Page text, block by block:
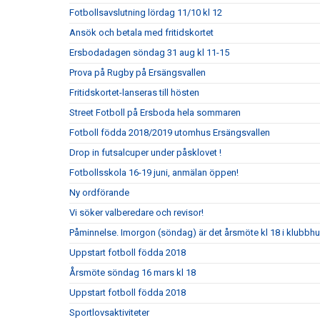
Fotbollsavslutning lördag 11/10 kl 12
Ansök och betala med fritidskortet
Ersbodadagen söndag 31 aug kl 11-15
Prova på Rugby på Ersängsvallen
Fritidskortet-lanseras till hösten
Street Fotboll på Ersboda hela sommaren
Fotboll födda 2018/2019 utomhus Ersängsvallen
Drop in futsalcuper under påsklovet !
Fotbollsskola 16-19 juni, anmälan öppen!
Ny ordförande
Vi söker valberedare och revisor!
Påminnelse. Imorgon (söndag) är det årsmöte kl 18 i
Uppstart fotboll födda 2018
Årsmöte söndag 16 mars kl 18
Uppstart fotboll födda 2018
Sportlovsaktiviteter